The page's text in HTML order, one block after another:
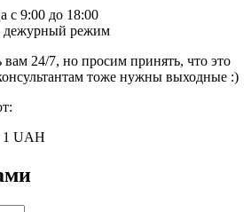
с 9:00 до 18:00
дежурный режим
вам 24/7, но просим принять, что это
тоже нужны выходные :)
UAH